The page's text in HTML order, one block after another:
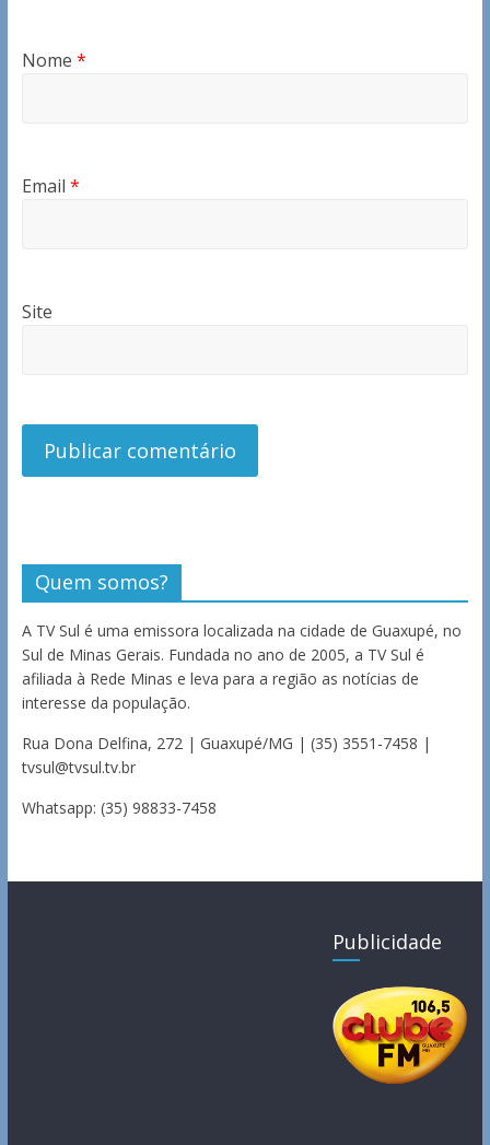
Nome *
Email *
Site
Quem somos?
A TV Sul é uma emissora localizada na cidade de Guaxupé, no
Sul de Minas Gerais. Fundada no ano de 2005, a TV Sul é
afiliada à Rede Minas e leva para a região as notícias de
interesse da população.
Rua Dona Delfina, 272 | Guaxupé/MG | (35) 3551-7458 |
tvsul@tvsul.tv.br
Whatsapp: (35) 98833-7458
Publicidade